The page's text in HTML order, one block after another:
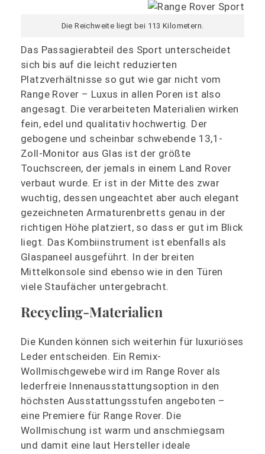
Die Reichweite liegt bei 113 Kilometern.
Das Passagierabteil des Sport unterscheidet
sich bis auf die leicht reduzierten
Platzverhältnisse so gut wie gar nicht vom
Range Rover – Luxus in allen Poren ist also
angesagt. Die verarbeiteten Materialien wirken
fein, edel und qualitativ hochwertig. Der
gebogene und scheinbar schwebende 13,1-
Zoll-Monitor aus Glas ist der größte
Touchscreen, der jemals in einem Land Rover
verbaut wurde. Er ist in der Mitte des zwar
wuchtig, dessen ungeachtet aber auch elegant
gezeichneten Armaturenbretts genau in der
richtigen Höhe platziert, so dass er gut im Blick
liegt. Das Kombiinstrument ist ebenfalls als
Glaspaneel ausgeführt. In der breiten
Mittelkonsole sind ebenso wie in den Türen
viele Staufächer untergebracht.
Recycling-Materialien
Die Kunden können sich weiterhin für luxuriöses
Leder entscheiden. Ein Remix-
Wollmischgewebe wird im Range Rover als
lederfreie Innenausstattungsoption in den
höchsten Ausstattungsstufen angeboten –
eine Premiere für Range Rover. Die
Wollmischung ist warm und anschmiegsam
und damit eine laut Hersteller ideale